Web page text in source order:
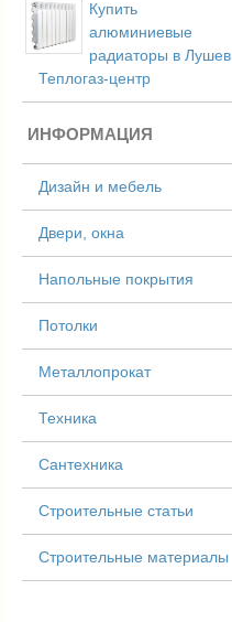
Купить
алюминиевые
радиаторы в Лушев
Теплогаз-центр
ИНФОРМАЦИЯ
Дизайн и мебель
Двери, окна
Напольные покрытия
Потолки
Металлопрокат
Техника
Сантехника
Строительные статьи
Строительные материалы